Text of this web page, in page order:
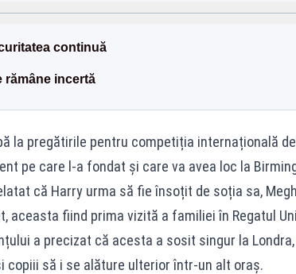
continuă
rămâne incertă
la pregătirile pentru competiția internațională
pe care l-a fondat și care va avea loc la
că Harry urma să fie însoțit de soția sa,
aceasta fiind prima vizită a familiei în Regatul
a precizat că acesta a sosit singur la
copiii să i se alăture ulterior într-un alt oraș.